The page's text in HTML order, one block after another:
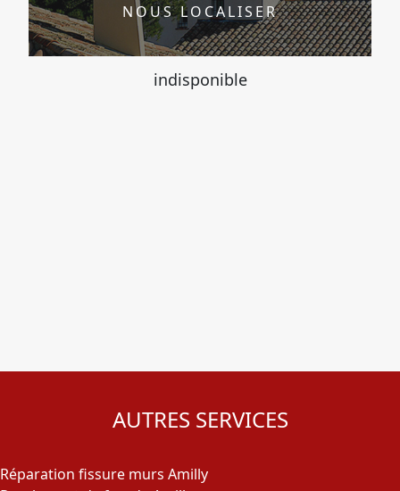
NOUS LOCALISER
indisponible
AUTRES SERVICES
Réparation fissure murs Amilly